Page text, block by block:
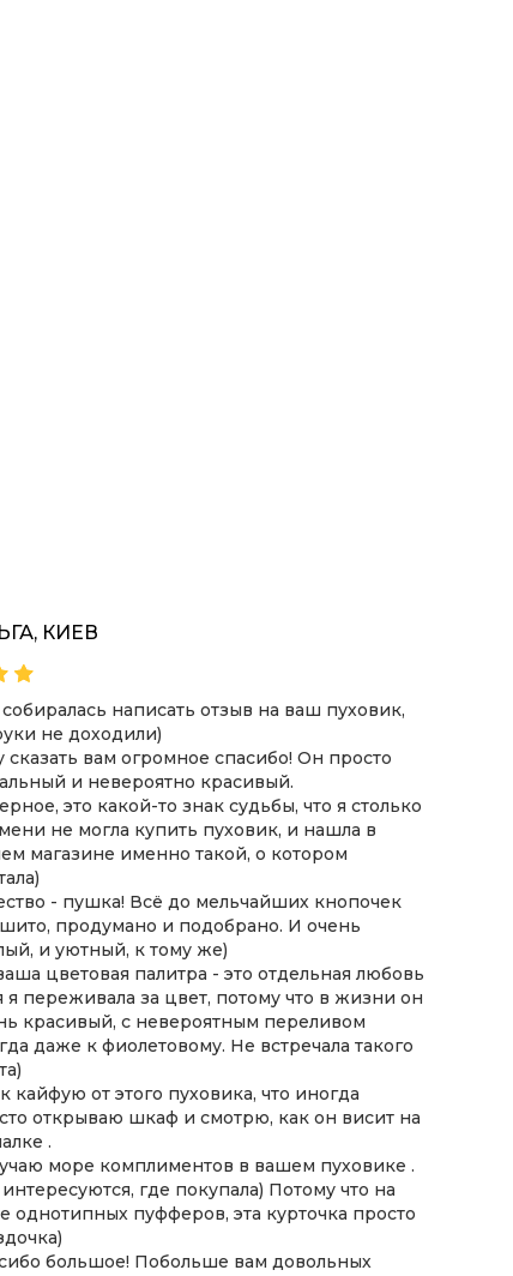
КИЕВ
написать отзыв на ваш пуховик,
не доходили)
сказать вам огромное спасибо! Он просто
и невероятно красивый.
это какой-то знак судьбы, что я столько
не могла купить пуховик, и нашла в
магазине именно такой, о котором
- пушка! Всё до мельчайших кнопочек
продумано и подобрано. И очень
и уютный, к тому же)
цветовая палитра - это отдельная любовь
я переживала за цвет, потому что в жизни он
красивый, с невероятным переливом
даже к фиолетовому. Не встречала такого
кайфую от этого пуховика, что иногда
открываю шкаф и смотрю, как он висит на
.
море комплиментов в вашем пуховике .
где покупала) Потому что на
однотипных пуфферов, эта курточка просто
большое! Побольше вам довольных